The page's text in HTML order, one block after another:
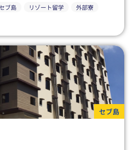
ブ島 リゾート留学
外部寮
セブ島